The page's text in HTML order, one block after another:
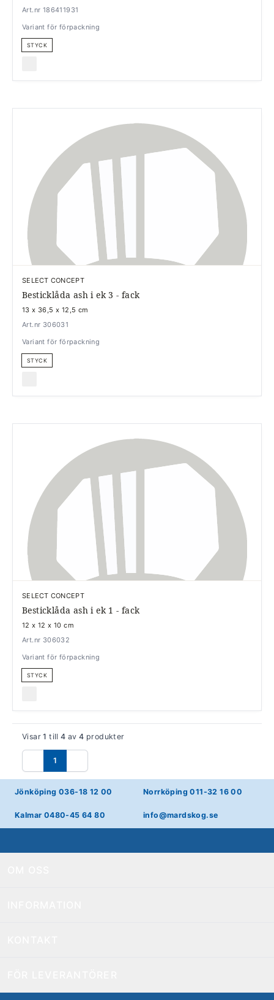
Art.nr 186411931
Variant för förpackning
STYCK
SELECT CONCEPT
Besticklåda ash i ek 3 - fack
13 x 36,5 x 12,5 cm
Art.nr 306031
Variant för förpackning
STYCK
SELECT CONCEPT
Besticklåda ash i ek 1 - fack
12 x 12 x 10 cm
Art.nr 306032
Variant för förpackning
STYCK
Visar1 till4 av4 produkter
Föregående
1
Nästa
Jönköping 036-18 12 00 Norrköping 011-32 16 00
Kalmar 0480-45 64 80 info@mardskog.se